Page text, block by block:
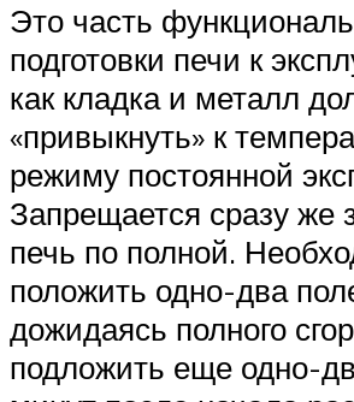
Это часть
подготовки печи к
как кладка и металл
«привыкнуть» к
режиму постоянной
Запрещается сразу же
печь по полной.
положить одно-два
дожидаясь полного
подложить еще одно-